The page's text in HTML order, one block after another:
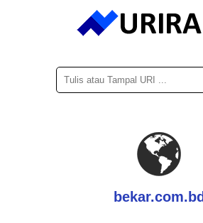
bekar.com.bd